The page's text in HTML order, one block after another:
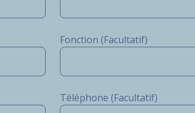
Fonction (Facultatif)
Téléphone (Facultatif)